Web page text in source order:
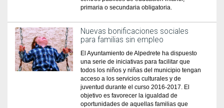
primaria o secundaria obligatoria.
Nuevas bonificaciones sociales
para familias sin empleo
El Ayuntamiento de Alpedrete ha dispuesto
una serie de iniciativas para facilitar que
todos los niños y niñas del municipio tengan
acceso a los servicios culturales y de
juventud durante el curso 2016-2017. El
objetivo es favorecer la igualdad de
oportunidades de aquellas familias que